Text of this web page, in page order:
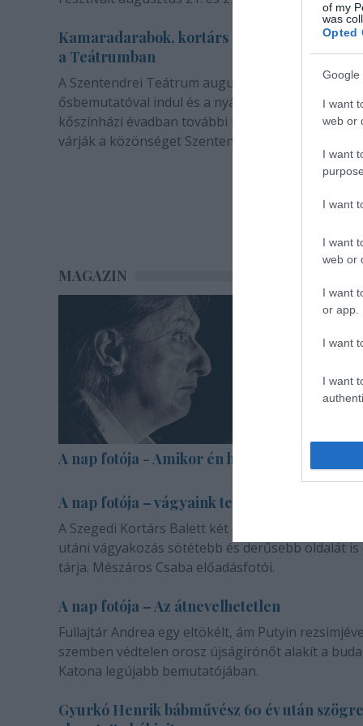
of my
was
Opted
Google
I want
web or
I want
I want
I want
web or
I want
or app.
I want
I want
Kamaradarabok, kortárs drámák,
a Teátrumban
A Szentendrei Teátrum augusztusban két
ősbemutatóval indul és a nyár végével sem zárul.
kőszínházi évadban további bemutatók és
várják a közönséget Szentendrén.
MAGAZIN
A nap fotója - Amikor én halott voltam
A nap fotója – vágyaink természetéről
A Szegedi Kortárs Balett két darabja a másik ember
utáni vágyakozás sötétebb és derűsebb oldalát is
tárja. Mészáros Csaba előadásfotói.
A nap fotója – Az átnevelhetetlen
Fullajtár Andrea egy eltökélt, ám Putyin
szemben védtelen orosz újságírónőt alakít a
Katona legújabb bemutatójában.
Gyurkó Henrik bábművész 60 év után szögre